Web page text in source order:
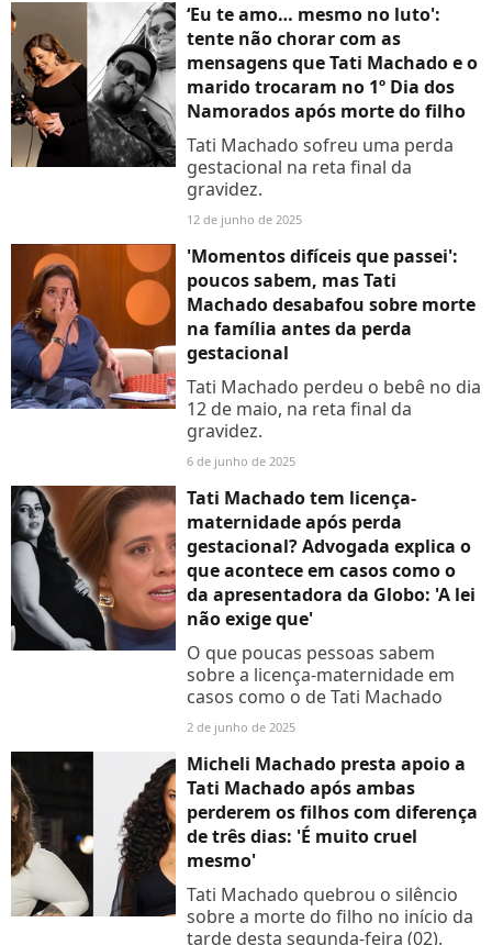
‘Eu te amo… mesmo no luto':
tente não chorar com as
mensagens que Tati Machado e o
marido trocaram no 1º Dia dos
Namorados após morte do filho
Tati Machado sofreu uma perda
gestacional na reta final da
gravidez.
12 de junho de 2025
'Momentos difíceis que passei':
poucos sabem, mas Tati
Machado desabafou sobre morte
na família antes da perda
gestacional
Tati Machado perdeu o bebê no dia
12 de maio, na reta final da
gravidez.
6 de junho de 2025
Tati Machado tem licença-
maternidade após perda
gestacional? Advogada explica o
que acontece em casos como o
da apresentadora da Globo: 'A lei
não exige que'
O que poucas pessoas sabem
sobre a licença-maternidade em
casos como o de Tati Machado
2 de junho de 2025
Micheli Machado presta apoio a
Tati Machado após ambas
perderem os filhos com diferença
de três dias: 'É muito cruel
mesmo'
Tati Machado quebrou o silêncio
sobre a morte do filho no início da
tarde desta segunda-feira (02).